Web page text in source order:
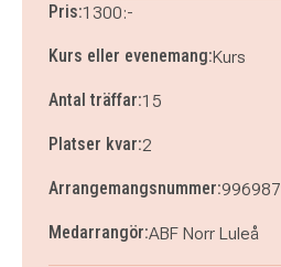
Pris:1300:-
Kurs eller evenemang:Kurs
Antal träffar:15
Platser kvar:2
Arrangemangsnummer:996987
Medarrangör:ABF Norr Luleå